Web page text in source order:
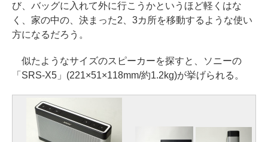
び、バッグに入れて外に行こうかというほど軽くはな
く、家の中の、決まった2、3カ所を移動するような使い
方になるだろう。
似たようなサイズのスピーカーを探すと、ソニーの
「SRS-X5」(221×51×118mm/約1.2kg)が挙げられる。